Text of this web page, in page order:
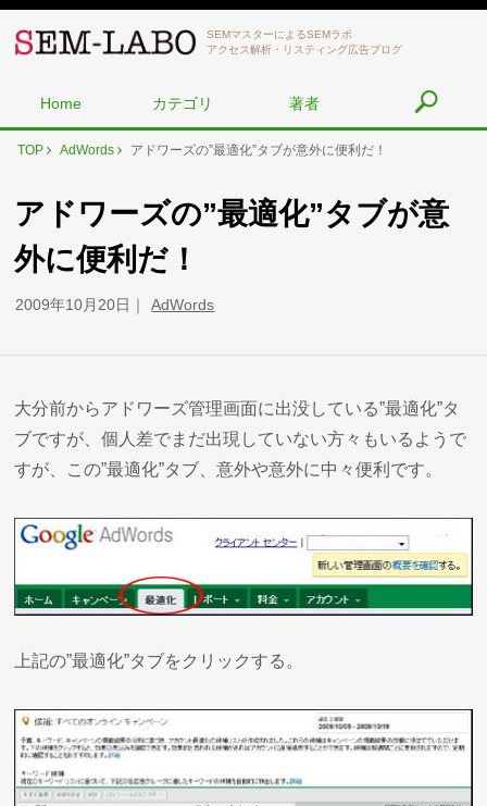
SEMマスターによるSEMラボ
アクセス解析・リスティング広告ブログ
Home カテゴリ 著者
TOP AdWords アドワーズの”最適化”タブが意外に便利だ！
アドワーズの”最適化”タブが意
外に便利だ！
2009年10月20日 AdWords
大分前からアドワーズ管理画面に出没している”最適化”タ
ブですが、個人差でまだ出現していない方々もいるようで
すが、この”最適化”タブ、意外や意外に中々便利です。
上記の”最適化”タブをクリックする。